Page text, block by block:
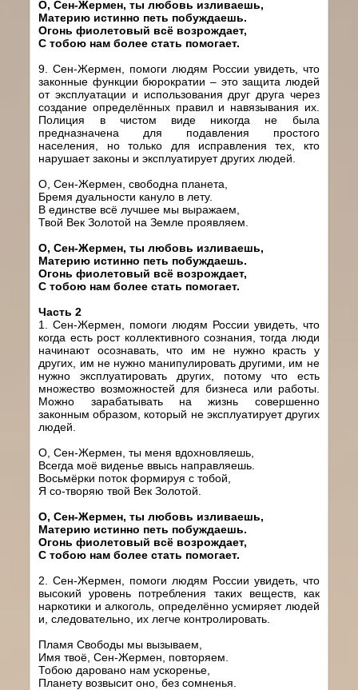
О, Сен-Жермен, ты любовь изливаешь,
Материю истинно петь побуждаешь.
Огонь фиолетовый всё возрождает,
С тобою нам более стать помогает.
9. Сен-Жермен, помоги людям России увидеть, что
законные функции бюрократии – это защита людей
от эксплуатации и использования друг друга через
создание определённых правил и навязывания их.
Полиция в чистом виде никогда не была
предназначена для подавления простого
населения, но только для исправления тех, кто
нарушает законы и эксплуатирует других людей.
О, Сен-Жермен, свободна планета,
Бремя дуальности кануло в лету.
В единстве всё лучшее мы выражаем,
Твой Век Золотой на Земле проявляем.
О, Сен-Жермен, ты любовь изливаешь,
Материю истинно петь побуждаешь.
Огонь фиолетовый всё возрождает,
С тобою нам более стать помогает.
Часть 2
1. Сен-Жермен, помоги людям России увидеть, что
когда есть рост коллективного сознания, тогда люди
начинают осознавать, что им не нужно красть у
других, им не нужно манипулировать другими, им не
нужно эксплуатировать других, потому что есть
множество возможностей для бизнеса или работы.
Можно зарабатывать на жизнь совершенно
законным образом, который не эксплуатирует других
людей.
О, Сен-Жермен, ты меня вдохновляешь,
Всегда моё виденье ввысь направляешь.
Восьмёрки поток формируя с тобой,
Я со-творяю твой Век Золотой.
О, Сен-Жермен, ты любовь изливаешь,
Материю истинно петь побуждаешь.
Огонь фиолетовый всё возрождает,
С тобою нам более стать помогает.
2. Сен-Жермен, помоги людям России увидеть, что
высокий уровень потребления таких веществ, как
наркотики и алкоголь, определённо усмиряет людей
и, следовательно, их легче контролировать.
Пламя Свободы мы вызываем,
Имя твоё, Сен-Жермен, повторяем.
Тобою даровано нам ускоренье,
Планету возвысит оно, без сомненья.